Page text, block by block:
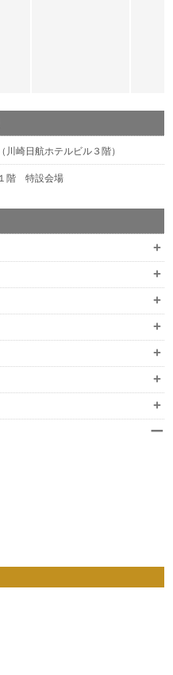
崎日航ホテルビル３階）
階 特設会場
+
+
+
+
+
+
+
ー